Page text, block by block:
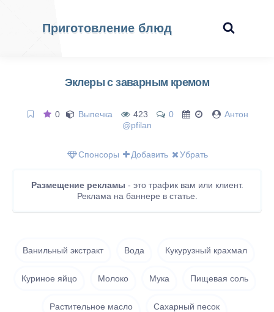
Приготовление блюд
Эклеры с заварным кремом
0 Выпечка 423 0
Антон
@pfilan
Спонсоры Добавить Убрать
Размещение рекламы - это трафик вам или клиент.
Реклама на баннере в статье.
Ванильный экстракт Вода Кукурузный крахмал
Куриное яйцо Молоко Мука Пищевая соль
Растительное масло Сахарный песок